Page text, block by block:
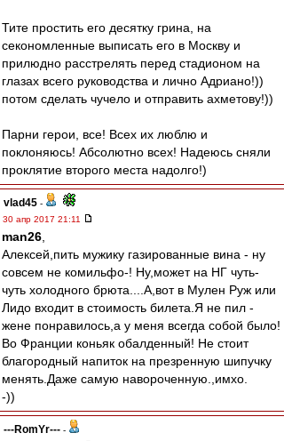
Тите простить его десятку грина, на
секономленные выписать его в Москву и
прилюдно расстрелять перед стадионом на
глазах всего руководства и лично Адриано!))
потом сделать чучело и отправить ахметову!))
Парни герои, все! Всех их люблю и
поклоняюсь! Абсолютно всех! Надеюсь сняли
проклятие второго места надолго!)
vlad45 -
30 апр 2017 21:11
man26
Алексей,пить мужику газированные вина - ну
совсем не комильфо-! Ну,может на НГ чуть-
чуть холодного брюта....А,вот в Мулен Руж или
Лидо входит в стоимость билета.Я не пил -
жене понравилось,а у меня всегда собой было!
Во Франции коньяк обалденный! Не стоит
благородный напиток на презренную шипучку
менять.Даже самую навороченную.,имхо.
-))
---RomYr--- -